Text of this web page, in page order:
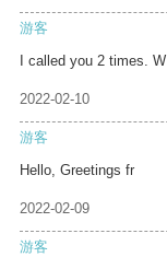
游客
I called you 2 times. W
2022-02-10
游客
Hello, Greetings fr
2022-02-09
游客